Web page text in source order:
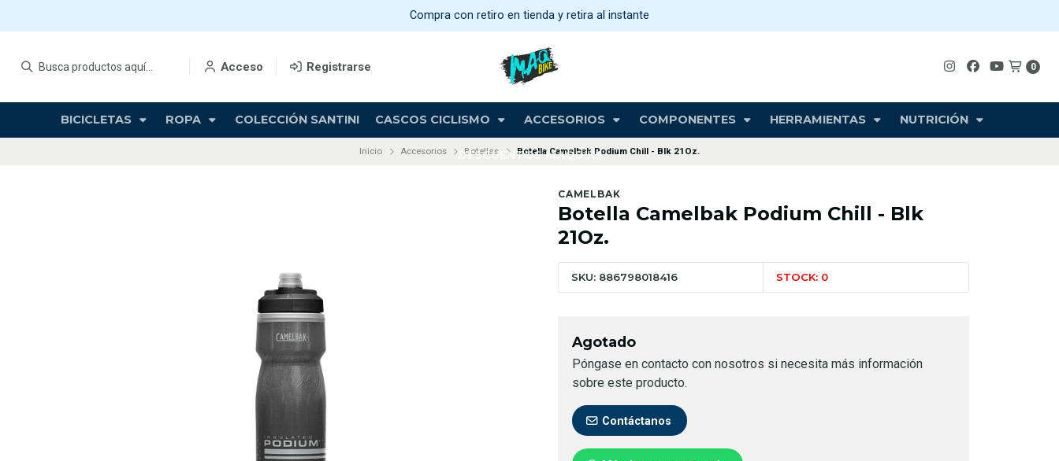
Acceso Registrarse 0
BICICLETAS ROPA COLECCIÓN SANTINI CASCOS CICLISMO ACCESORIOS COMPONENTES HERRAMIENTAS NUTRICIÓN
DESCUENTOS MAQBIKE
Compra con retiro en tienda y retira al instante
Inicio Accesorios Botellas Botella Camelbak Podium Chill - Blk 21Oz.
CAMELBAK
Botella Camelbak Podium Chill - Blk
21Oz.
SKU: 886798018416 STOCK: 0
Agotado
Póngase en contacto con nosotros si necesita más información
sobre este producto.
Contáctanos